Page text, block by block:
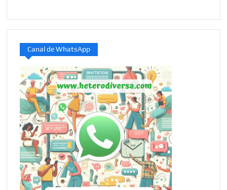
Canal de WhatsApp